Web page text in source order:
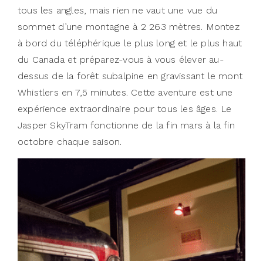
tous les angles, mais rien ne vaut une vue du
sommet d’une montagne à 2 263 mètres. Montez
à bord du téléphérique le plus long et le plus haut
du Canada et préparez-vous à vous élever au-
dessus de la forêt subalpine en gravissant le mont
Whistlers en 7,5 minutes. Cette aventure est une
expérience extraordinaire pour tous les âges. Le
Jasper SkyTram fonctionne de la fin mars à la fin
octobre chaque saison.